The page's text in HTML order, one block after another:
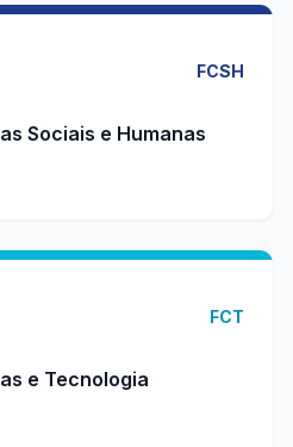
FCSH
Sociais e Humanas
FCT
e Tecnologia